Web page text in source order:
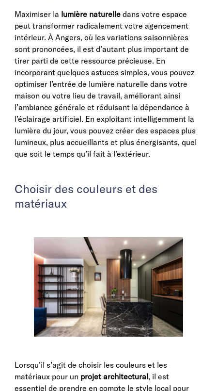
Maximiser la lumière naturelle dans votre espace
peut transformer radicalement votre agencement
intérieur. À Angers, où les variations saisonnières
sont prononcées, il est d’autant plus important de
tirer parti de cette ressource précieuse. En
incorporant quelques astuces simples, vous pouvez
optimiser l’entrée de lumière naturelle dans votre
maison ou votre lieu de travail, améliorant ainsi
l’ambiance générale et réduisant la dépendance à
l’éclairage artificiel. En exploitant intelligemment la
lumière du jour, vous pouvez créer des espaces plus
lumineux, plus accueillants et plus énergisants, quel
que soit le temps qu’il fait à l’extérieur.
Choisir des couleurs et des
matériaux
Lorsqu’il s’agit de choisir les couleurs et les
matériaux pour un projet architectural, il est
essentiel de prendre en compte le style local pour